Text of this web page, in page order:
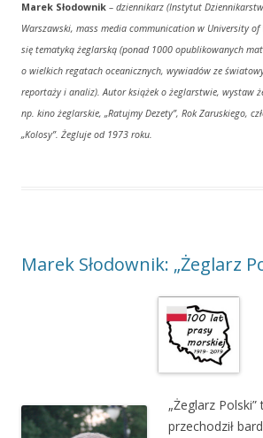
Marek Słodownik – dziennikarz (Instytut
Warszawski, mass media communication w University of
się tematyką żeglarską (ponad 1000 opublikowanych
o wielkich regatach oceanicznych, wywiadów ze
reportaży i analiz). Autor książek o żeglarstwie, wystaw
np. kino żeglarskie, „Ratujmy Dezety”, Rok Zaruskiego,
„Kolosy”. Żegluje od 1973 roku.
Marek Słodownik: „Żeglarz
„Żeglarz
przechodził